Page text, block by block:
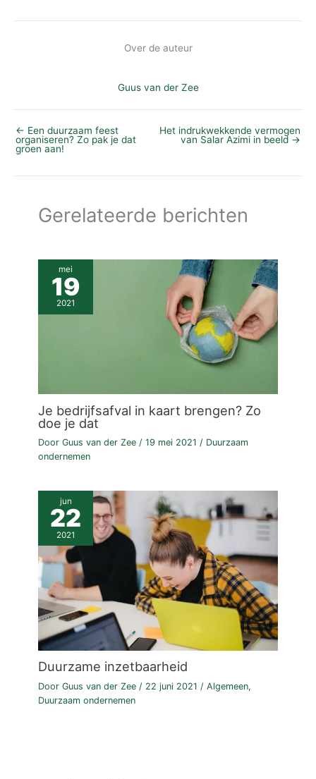
Over de auteur
Guus van der Zee
← Een duurzaam feest
organiseren? Zo pak je dat
groen aan!
Het indrukwekkende vermogen
van Salar Azimi in beeld →
Gerelateerde berichten
mei
19
2021
Je bedrijfsafval in kaart brengen? Zo
doe je dat
DoorGuus van der Zee /19 mei 2021 / Duurzaam
ondernemen
jun
22
2021
Duurzame inzetbaarheid
DoorGuus van der Zee / 22 juni 2021 /Algemeen,
Duurzaam ondernemen